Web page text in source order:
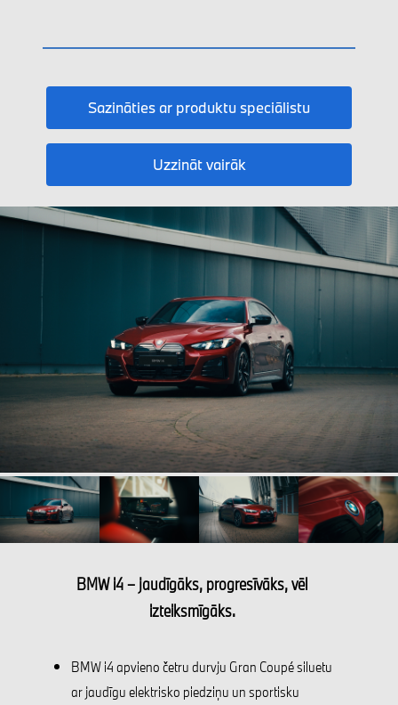
Sazināties ar produktu speciālistu
Uzzināt vairāk
BMW i4 – jaudīgāks, progresīvāks, vēl
izteiksmīgāks.
BMW i4 apvieno četru durvju Gran Coupé siluetu
ar jaudīgu elektrisko piedziņu un sportisku